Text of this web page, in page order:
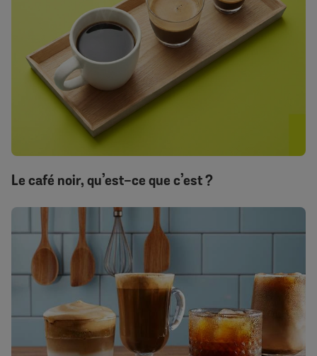
Le café noir, qu’est-ce que c’est ?